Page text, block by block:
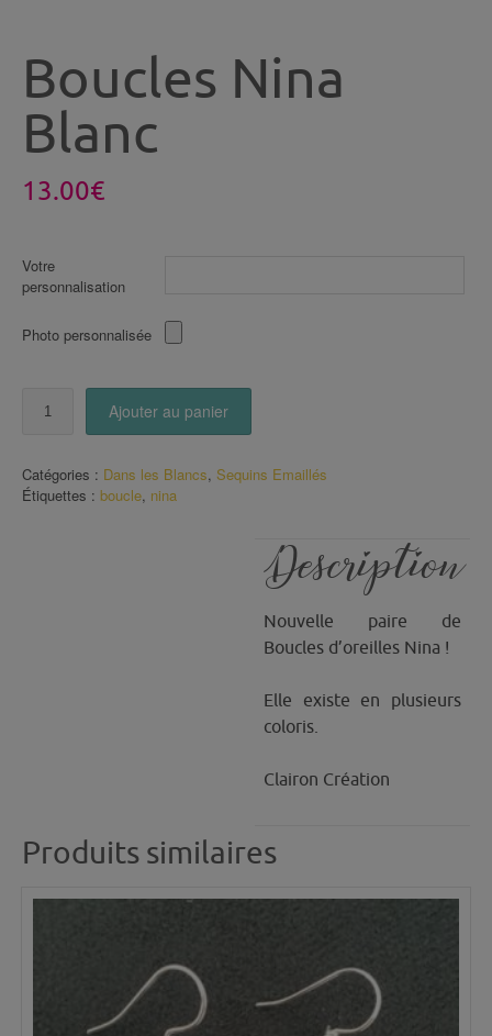
Boucles Nina
Blanc
13.00€
Votre
personnalisation
Photo personnalisée
Blanc
Ajouter au panier
Catégories : Dans les Blancs, Sequins Emaillés
Étiquettes : boucle, nina
Description
Nouvelle paire de
Boucles d’oreilles Nina !
Elle existe en plusieurs
coloris.
Clairon Création
Produits similaires